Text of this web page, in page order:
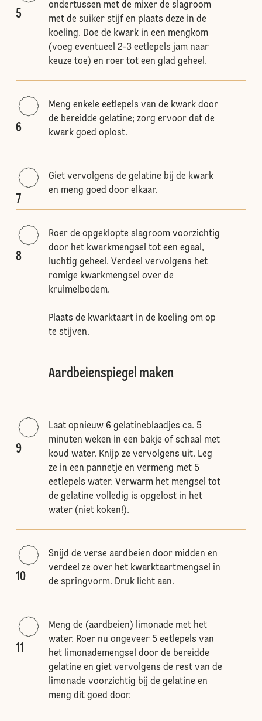
5
ondertussen met de mixer de slagroom
met de suiker stijf en plaats deze in de
koeling. Doe de kwark in een mengkom
(voeg eventueel 2-3 eetlepels jam naar
keuze toe) en roer tot een glad geheel.
6
Meng enkele eetlepels van de kwark door
de bereidde gelatine; zorg ervoor dat de
kwark goed oplost.
7
Giet vervolgens de gelatine bij de kwark
en meng goed door elkaar.
8
Roer de opgeklopte slagroom voorzichtig
door het kwarkmengsel tot een egaal,
luchtig geheel. Verdeel vervolgens het
romige kwarkmengsel over de
kruimelbodem.
Plaats de kwarktaart in de koeling om op
te stijven.
Aardbeienspiegel maken
9
Laat opnieuw 6 gelatineblaadjes ca. 5
minuten weken in een bakje of schaal met
koud water. Knijp ze vervolgens uit. Leg
ze in een pannetje en vermeng met 5
eetlepels water. Verwarm het mengsel tot
de gelatine volledig is opgelost in het
water (niet koken!).
10
Snijd de verse aardbeien door midden en
verdeel ze over het kwarktaartmengsel in
de springvorm. Druk licht aan.
11
Meng de (aardbeien) limonade met het
water. Roer nu ongeveer 5 eetlepels van
het limonademengsel door de bereidde
gelatine en giet vervolgens de rest van de
limonade voorzichtig bij de gelatine en
meng dit goed door.